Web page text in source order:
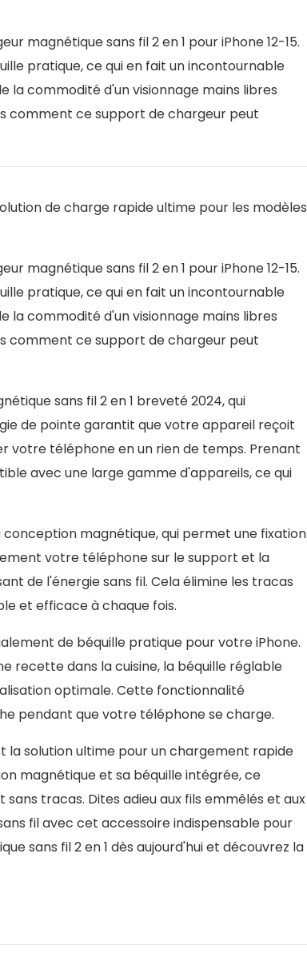
magnétique sans fil 2 en 1 pour iPhone 12-15.
pratique, ce qui en fait un incontournable
la commodité d'un visionnage mains libres
comment ce support de chargeur peut
de charge rapide ultime pour les modèles
magnétique sans fil 2 en 1 pour iPhone 12-15.
pratique, ce qui en fait un incontournable
la commodité d'un visionnage mains libres
comment ce support de chargeur peut
sans fil 2 en 1 breveté 2024, qui
de pointe garantit que votre appareil reçoit
votre téléphone en un rien de temps. Prenant
avec une large gamme d'appareils, ce qui
magnétique, qui permet une fixation
votre téléphone sur le support et la
de l'énergie sans fil. Cela élimine les tracas
et efficace à chaque fois.
de béquille pratique pour votre iPhone.
recette dans la cuisine, la béquille réglable
optimale. Cette fonctionnalité
pendant que votre téléphone se charge.
la solution ultime pour un chargement rapide
magnétique et sa béquille intégrée, ce
tracas. Dites adieu aux fils emmêlés et aux
fil avec cet accessoire indispensable pour
sans fil 2 en 1 dès aujourd'hui et découvrez la